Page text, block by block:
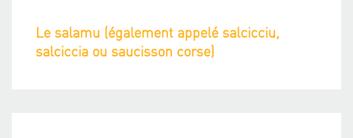
Le salamu (également appelé salcicciu,
salciccia ou saucisson corse)